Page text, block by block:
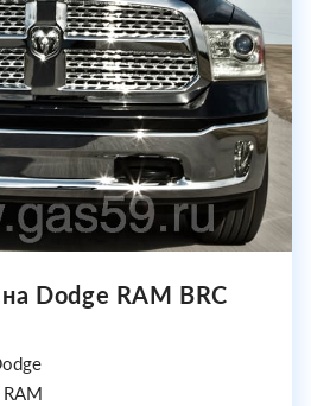
Dodge RAM BRC